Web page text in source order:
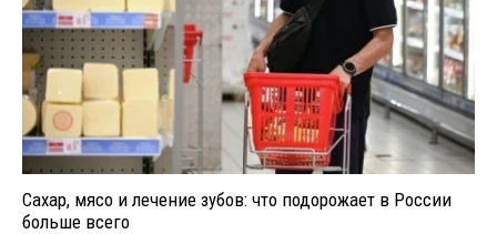
Сахар, мясо и лечение зубов: что подорожает в России
больше всего